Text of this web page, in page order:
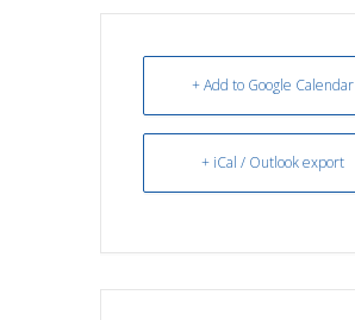
+ Add to Google Calendar
+ iCal / Outlook export